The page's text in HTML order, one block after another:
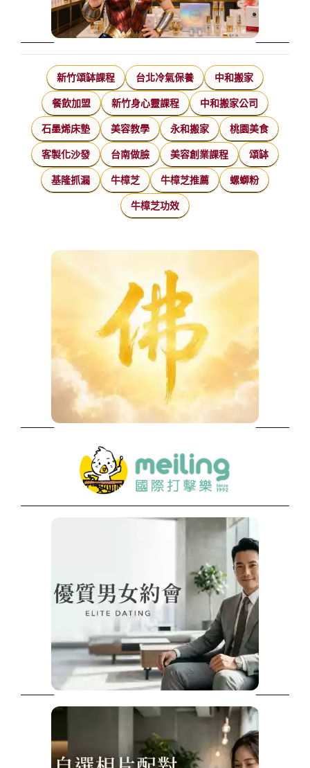
新竹頌缽課程 台北冷氣保養 中和搬家
餐飲加盟 新竹身心靈課程 中和搬家公司
石墨烯床墊 美容教學 永和搬家 桃園美食
客製化沙發 台南做臉 美容創業課程 頌缽
基隆抓漏 牛樟芝 牛樟芝推薦 螺螄粉
牛樟芝功效